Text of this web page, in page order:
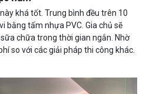
khá tốt. Trung bình đều trên 10
bằng tấm nhựa PVC. Gia chủ sẽ
chữa trong thời gian ngắn. Nhờ
so với các giải pháp thi công khác.